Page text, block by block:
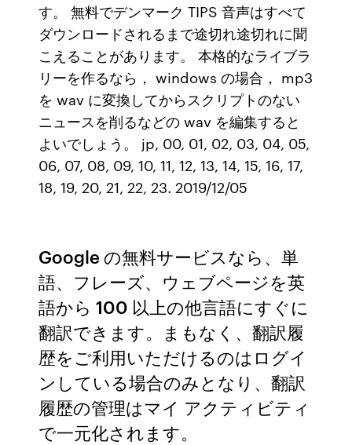
す。 無料でデンマーク TIPS 音声はすべて
ダウンロードされるまで途切れ途切れに聞
こえることがあります。 本格的なライブラ
リーを作るなら， windows の場合， mp3
を wav に変換してからスクリプトのない
ニュースを削るなどの wav を編集すると
よいでしょう。 jp, 00, 01, 02, 03, 04, 05,
06, 07, 08, 09, 10, 11, 12, 13, 14, 15, 16, 17,
18, 19, 20, 21, 22, 23. 2019/12/05
Google の無料サービスなら、単
語、フレーズ、ウェブページを英
語から 100 以上の他言語にすぐに
翻訳できます。まもなく、翻訳履
歴をご利用いただけるのはログイ
ンしている場合のみとなり、翻訳
履歴の管理はマイ アクティビティ
で一元化されます。